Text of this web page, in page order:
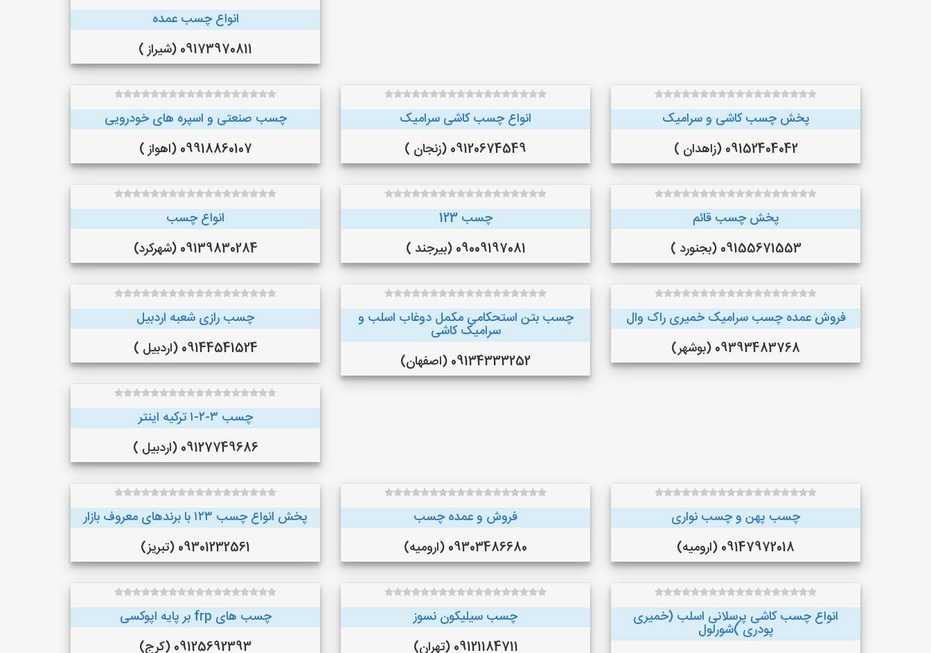
انواع چسب عمده
09173970811 (شیراز )
پخش چسب کاشی و سرامیک
09152404042 (زاهدان )
انواع چسب کاشی سرامیک
09120674549 (زنجان )
چسب صنعتی و اسپره های خودرویی
09918860107 (اهواز )
پخش چسب قائم
09155671553 (بجنورد )
چسب 123
09009197081 (بیرجند )
انواع چسب
09139830284 (شهرکرد)
فروش عمده چسب سرامیک خمیری راک وال
09393483768 (بوشهر)
چسب بتن استحکامی مکمل دوغاب اسلب و
سرامیک کاشی
09134333252 (اصفهان)
چسب رازی شعبه اردبیل
09144541524 (اردبیل )
چسب ۳-۲-۱ ترکیه اینتر
09127749686 (اردبیل )
چسب پهن و چسب نواری
09147972018 (ارومیه)
فروش و عمده چسب
09303486680 (ارومیه)
پخش انواع چسب ۱۲۳ با برندهای معروف بازار
09301232561 (تبریز)
انواع چسب کاشی پرسلانی اسلب (خمیری
پودری )شورلول
چسب سیلیکون نسوز
09121184711 (تهران)
چسب های frp بر پایه اپوکسی
09125692393 (کرج)